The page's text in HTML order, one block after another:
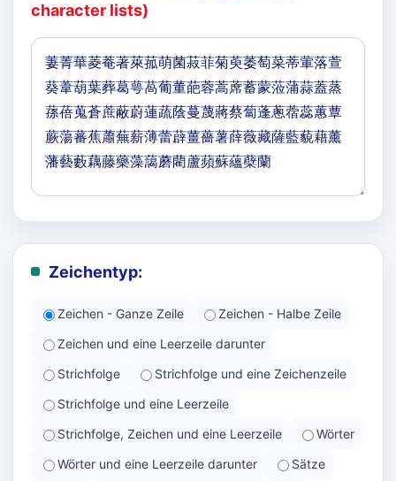
character lists)
Zeichentyp:
Zeichen - Ganze Zeile
Zeichen - Halbe Zeile
Zeichen und eine Leerzeile darunter
Strichfolge
Strichfolge und eine Zeichenzeile
Strichfolge und eine Leerzeile
Strichfolge, Zeichen und eine Leerzeile
Wörter
Wörter und eine Leerzeile darunter
Sätze